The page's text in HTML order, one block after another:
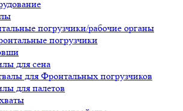
погрузчики/рабочие органы
погрузчики
для сена
для Фронтальных погрузчиков
для палетов